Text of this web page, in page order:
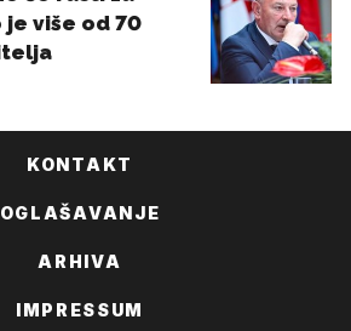
KONTAKT
OGLAŠAVANJE
ARHIVA
IMPRESSUM